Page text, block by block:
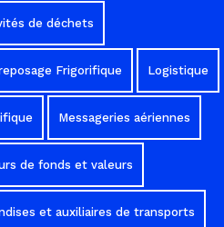
de déchets
Frigorifique Logistique
Messageries aériennes
de fonds et valeurs
et auxiliaires de transports